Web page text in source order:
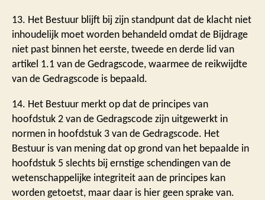
13. Het Bestuur blijft bij zijn standpunt dat de klacht niet
inhoudelijk moet worden behandeld omdat de Bijdrage
niet past binnen het eerste, tweede en derde lid van
artikel 1.1 van de Gedragscode, waarmee de reikwijdte
van de Gedragscode is bepaald.
14. Het Bestuur merkt op dat de principes van
hoofdstuk 2 van de Gedragscode zijn uitgewerkt in
normen in hoofdstuk 3 van de Gedragscode. Het
Bestuur is van mening dat op grond van het bepaalde in
hoofdstuk 5 slechts bij ernstige schendingen van de
wetenschappelijke integriteit aan de principes kan
worden getoetst, maar daar is hier geen sprake van.